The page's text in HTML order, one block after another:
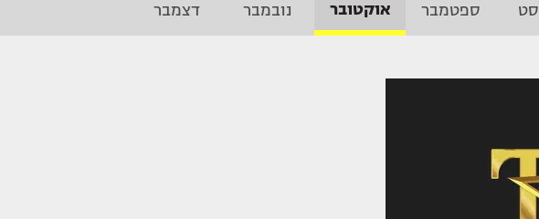
ספטמבר אוקטובר נובמבר דצמבר